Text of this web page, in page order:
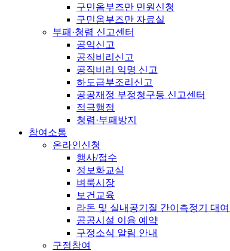
구민옴부즈만 민원신청
구민옴부즈만 자료실
부패·청렴 신고센터
공익신고
공직비리신고
공직비리 익명 신고
하도급부조리신고
공공재정 부정청구등 신고센터
적극행정
청렴·부패방지
참여소통
온라인신청
행사/접수
정보화교실
벼룩시장
보건교육
라돈 및 실내공기질 간이측정기 대
공공시설 이용 예약
구정소식 알림 안내
구정참여